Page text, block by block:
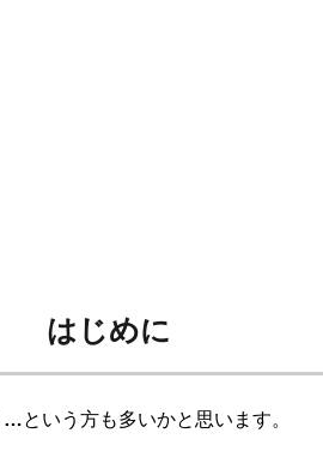
はじめに
…という方も多いかと思います。